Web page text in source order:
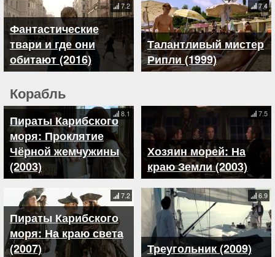
Фантастические
твари и где они
обитают (2016)
7.2
Талантливый мистер
Рипли (1999)
7.4
Корабль
Пираты Карибского
моря: Проклятие
Чёрной жемчужины
(2003)
8.1
Хозяин морей: На
краю Земли (2003)
7.5
Пираты Карибского
моря: На краю света
(2007)
7.2
Треугольник (2009)
6.9